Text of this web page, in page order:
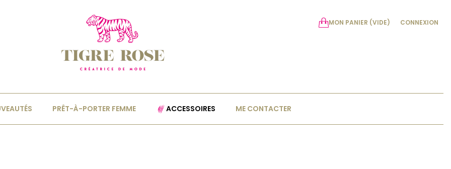
MON PANIER (VIDE) CONNEXION
PRÊT-À-PORTER FEMME ACCESSOIRES ME CONTACTER